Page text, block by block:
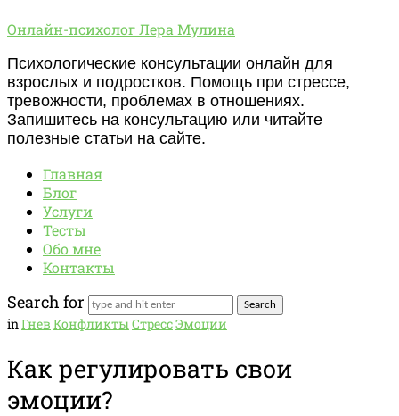
Онлайн-
Лера
Мулина
Онлайн-психолог Лера Мулина
Психологические консультации онлайн для
взрослых и подростков. Помощь при стрессе,
тревожности, проблемах в отношениях.
Запишитесь на консультацию или читайте
полезные статьи на сайте.
Главная
Блог
Услуги
Тесты
Обо мне
Контакты
Search for
inГнев КонфликтыСтрессЭмоции
Как регулировать свои
эмоции?